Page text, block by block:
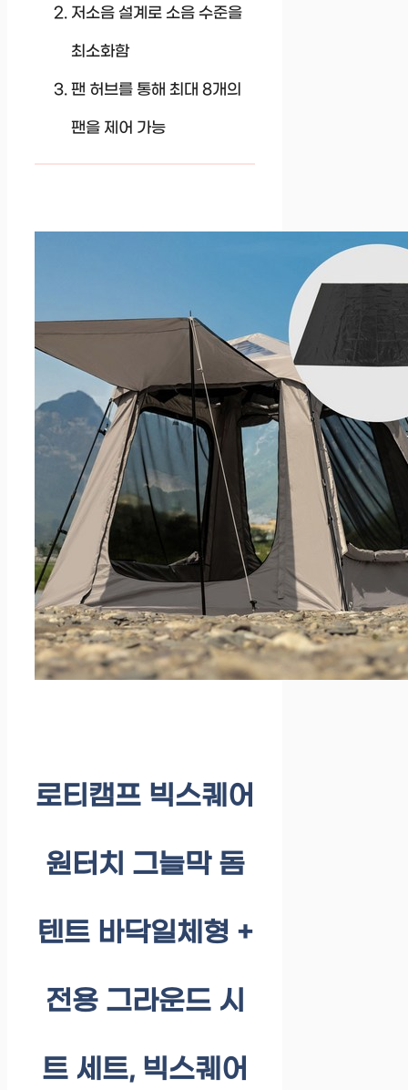
저소음 설계로 소음 수준을
최소화함
팬 허브를 통해 최대 8개의
팬을 제어 가능
로티캠프 빅스퀘어
원터치 그늘막 돔
텐트 바닥일체형 +
전용 그라운드 시
트 세트, 빅스퀘어